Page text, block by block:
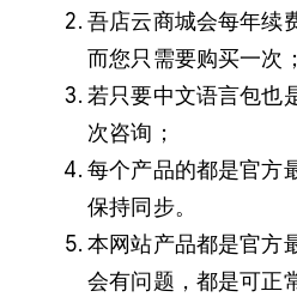
吾店云商城会每年续
而您只需要购买一次；
若只要中文语言包也
次咨询；
每个产品的都是官方
保持同步。
本网站产品都是官方
会有问题，都是可正